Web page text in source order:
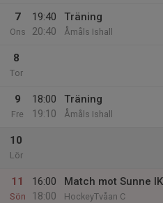
7
Ons
19:40
20:40
Träning
Åmåls Ishall
8
Tor
9
Fre
18:00
19:10
Träning
Åmåls Ishall
10
Lör
11
Sön
16:00
18:00
Match mot Sunne IK
HockeyTvåan C